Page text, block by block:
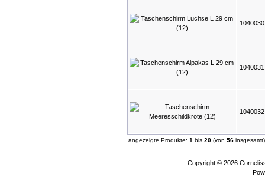
angezeigte Produkte: 1 bis 20 (von 56 insgesamt)
Copyright © 2026